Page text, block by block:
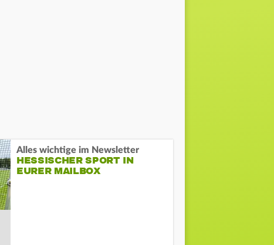
Alles wichtige im Newsletter
HESSISCHER SPORT IN
EURER MAILBOX